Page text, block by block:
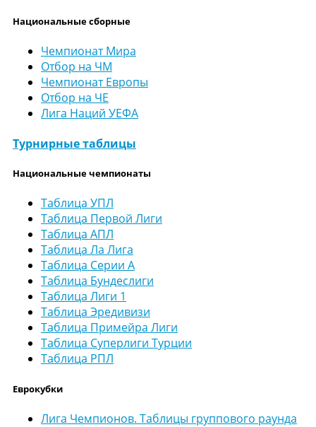
Национальные сборные
Чемпионат Мира
Отбор на ЧМ
Чемпионат Европы
Отбор на ЧЕ
Лига Наций УЕФА
Турнирные таблицы
Национальные чемпионаты
Таблица УПЛ
Таблица Первой Лиги
Таблица АПЛ
Таблица Ла Лига
Таблица Серии А
Таблица Бундеслиги
Таблица Лиги 1
Таблица Эредивизи
Таблица Примейра Лиги
Таблица Суперлиги Турции
Таблица РПЛ
Еврокубки
Лига Чемпионов. Таблицы группового раунда